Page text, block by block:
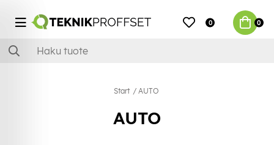
0 0
Start AUTO
AUTO